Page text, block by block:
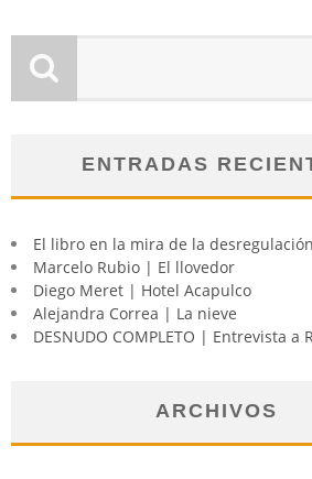
ENTRADAS
El libro en la mira de la desregulación
Marcelo Rubio | El llovedor
Diego Meret | Hotel Acapulco
Alejandra Correa | La nieve
DESNUDO COMPLETO | Entrevista a
ARCHIVOS